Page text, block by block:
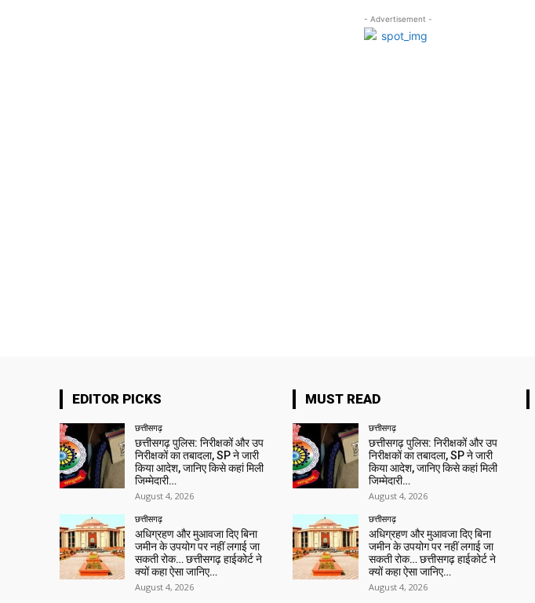
- Advertisement -
EDITOR PICKS
छत्तीसगढ़
छत्तीसगढ़ पुलिस: निरीक्षकों और उप
निरीक्षकों का तबादला, SP ने जारी
किया आदेश, जानिए किसे कहां मिली
जिम्मेदारी…
August 4, 2026
छत्तीसगढ़
अधिग्रहण और मुआवजा दिए बिना
जमीन के उपयोग पर नहीं लगाई जा
सकती रोक… छत्तीसगढ़ हाईकोर्ट ने
क्यों कहा ऐसा जानिए…
August 4, 2026
MUST READ
छत्तीसगढ़
छत्तीसगढ़ पुलिस: निरीक्षकों और उप
निरीक्षकों का तबादला, SP ने जारी
किया आदेश, जानिए किसे कहां मिली
जिम्मेदारी…
August 4, 2026
छत्तीसगढ़
अधिग्रहण और मुआवजा दिए बिना
जमीन के उपयोग पर नहीं लगाई जा
सकती रोक… छत्तीसगढ़ हाईकोर्ट ने
क्यों कहा ऐसा जानिए…
August 4, 2026